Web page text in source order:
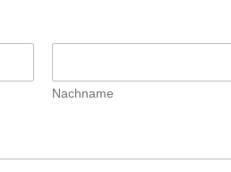
Nachname